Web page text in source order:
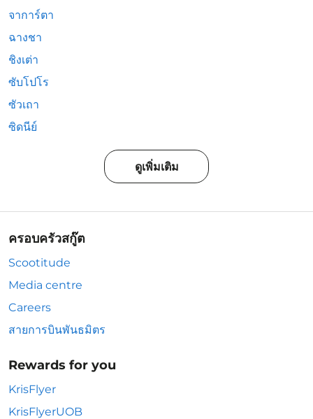
จาการ์ตา
ฉางชา
ชิงเต่า
ซับโปโร
ซัวเถา
ซิดนีย์
ดูเพิ่มเติม
ครอบครัวสกู๊ต
Scootitude
Media centre
Careers
สายการบินพันธมิตร
Rewards for you
KrisFlyer
KrisFlyerUOB